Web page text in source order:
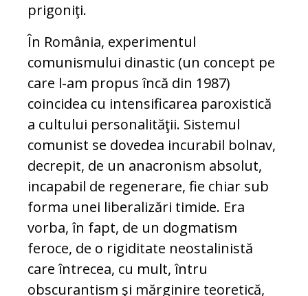
prigoniţi.
În România, experimentul
comunismului dinastic (un concept pe
care l-am propus încă din 1987)
coincidea cu intensificarea paroxistică
a cultului personalităţii. Sistemul
comunist se dovedea incurabil bolnav,
decrepit, de un anacronism absolut,
incapabil de regenerare, fie chiar sub
forma unei liberalizări timide. Era
vorba, în fapt, de un dogmatism
feroce, de o rigiditate neostalinistă
care întrecea, cu mult, întru
obscurantism şi mărginire teoretică,